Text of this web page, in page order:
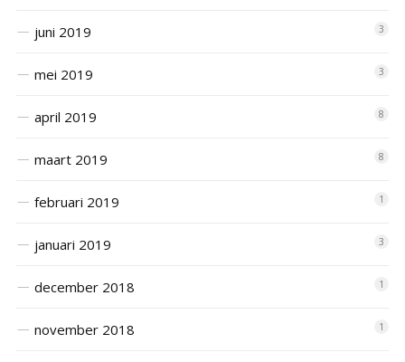
juni 2019 3
mei 2019 3
april 2019 8
maart 2019 8
februari 2019 1
januari 2019 3
december 2018 1
november 2018 1